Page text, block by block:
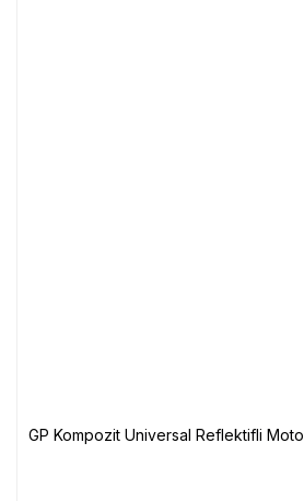
GP Kompozit Universal Reflektifli